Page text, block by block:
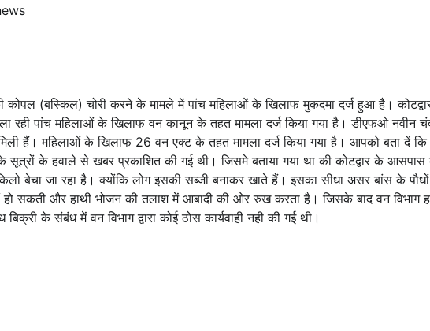
कोपल (बस्किल) चोरी करने के मामले में पांच महिलाओं के खिलाफ मुकदमा दर्ज हुआ है।
रही पांच महिलाओं के खिलाफ वन कानून के तहत मामला दर्ज किया गया है। डीएफओ नवीन
हैं। महिलाओं के खिलाफ 26 वन एक्ट के तहत मामला दर्ज किया गया है। आपको बता दें कि
सूत्रों के हवाले से खबर प्रकाशित की गई थी। जिसमे बताया गया था की कोटद्वार के
बेचा जा रहा है। क्योंकि लोग इसकी सब्जी बनाकर खाते हैं। इसका सीधा असर बांस के
हो सकती और हाथी भोजन की तलाश में आबादी की ओर रुख करता है। जिसके बाद वन विभाग
के संबंध में वन विभाग द्वारा कोई ठोस कार्यवाही नही की गई थी।